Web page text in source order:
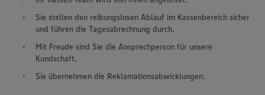
Sie stellen den reibungslosen Ablauf im Kassenbereich sicher
und führen die Tagesabrechnung durch.
Mit Freude sind Sie die Ansprechperson für unsere
Kundschaft.
Sie übernehmen die Reklamationsabwicklungen.